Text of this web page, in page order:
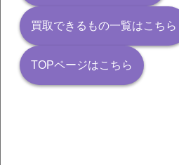
買取できるもの一覧はこちら
TOPページはこちら